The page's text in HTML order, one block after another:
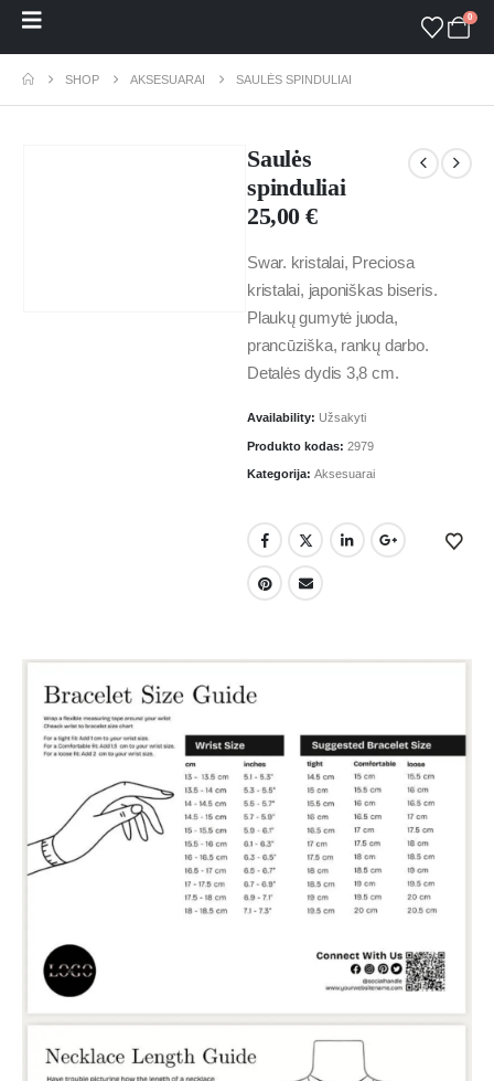
0
SHOP AKSESUARAI SAULĖS SPINDULIAI
Saulės
spinduliai
25,00€
Swar. kristalai, Preciosa
kristalai, japoniškas biseris.
Plaukų gumytė juoda,
prancūziška, rankų darbo.
Detalės dydis 3,8 cm.
Availability: Užsakyti
Produkto kodas: 2979
Kategorija: Aksesuarai